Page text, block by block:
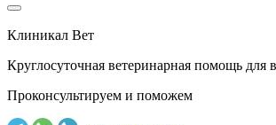
Клиникал Вет
Круглосуточная ветеринарная помощь для
Проконсультируем и поможем